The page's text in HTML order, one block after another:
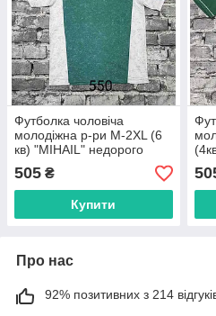
Футболка чоловіча
молодіжна р-ри M-2XL (6
кв) "MIHAIL" недорого
гуртом від прямого
постачальника
505 ₴
Купити
Про нас
92% позитивних з 214